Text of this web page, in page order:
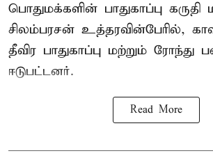
பொதுமக்களின் பாதுகாப்பு
சிலம்பரசன் உத்தரவின்பேரில்,
தீவிர பாதுகாப்பு மற்றும் ரோந்து
ஈடுபட்டனர்.
Read More